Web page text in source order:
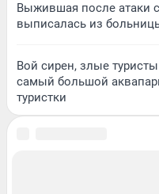
Выжившая после атаки
выписалась из
Вой сирен, злые
самый большой
туристки